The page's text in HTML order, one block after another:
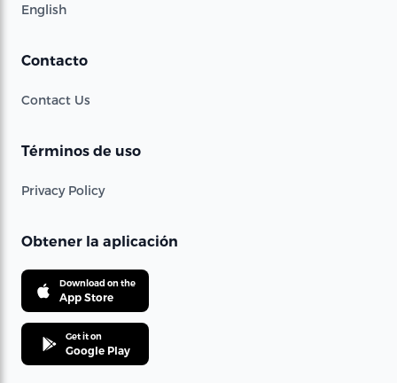
English
Contacto
Contact Us
Términos de uso
Privacy Policy
Obtener la aplicación
Download on the
App Store
Get it on
Google Play